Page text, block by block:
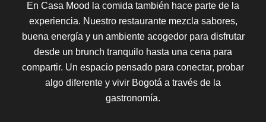
En la Tienda NM encontrarás una marca creada para
quienes conectan con el diseño, la creatividad y el
estilo independiente. Descubre morrales, cartucheras,
tulas, cuadernos y piezas en serigrafía con identidad
propia, pensadas para llevar un poco del mood de
Casa Mood a todas partes.